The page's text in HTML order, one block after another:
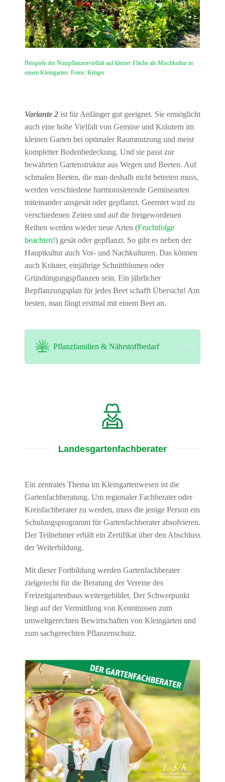
Beispiele der Nutzpflanzenvielfalt auf kleiner Fläche als Mischkultur in
einem Kleingarten. Fotos: Krüger
Variante 2ist für Anfänger gut geeignet. Sie ermöglicht
auch eine hohe Vielfalt von Gemüse und Kräutern im
kleinen Garten bei optimaler Raumnutzung und meist
kompletter Bodenbedeckung. Und sie passt zur
bewährten Gartenstruktur aus Wegen und Beeten. Auf
schmalen Beeten, die man deshalb nicht betreten muss,
werden verschiedene harmonisierende Gemüsearten
miteinander ausgesät oder gepflanzt. Geerntet wird zu
verschiedenen Zeiten und auf die freigewordenen
Reihen werden wieder neue Arten (Fruchtfolge
beachten!) gesät oder gepflanzt. So gibt es neben der
Hauptkultur auch Vor- und Nachkulturen. Das können
auch Kräuter, einjährige Schnittblumen oder
Gründüngungspflanzen sein. Ein jährlicher
Bepflanzungsplan für jedes Beet schafft Übersicht! Am
besten, man fängt erstmal mit einem Beet an.
Pflanzfamilien & Nährstoffbedarf
Landesgartenfachberater
Ein zentrales Thema im Kleingartenwesen ist die
Gartenfachberatung. Um regionaler Fachberater oder
Kreisfachberater zu werden, muss die jenige Person ein
Schulungsprogramm für Gartenfachberater absolvieren.
Der Teilnehmer erhält ein Zertifikat über den Abschluss
der Weiterbildung.
Mit dieser Fortbildung werden Gartenfachberater
zielgerecht für die Beratung der Vereine des
Freizeitgartenbaus weitergebildet. Der Schwerpunkt
liegt auf der Vermittlung von Kenntnissen zum
umweltgerechten Bewirtschaften von Kleingärten und
zum sachgerechten Pflanzenschutz.